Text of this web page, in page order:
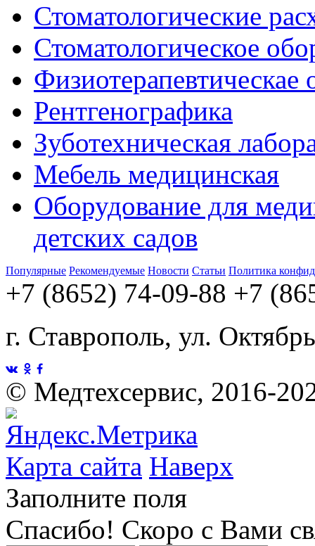
Стоматологические
Стоматологическое
Физиотерапевтическае
Рентгенографика
Зуботехническая
Мебель медицинская
Оборудование для
детских садов
Популярные Рекомендуемые Новости Статьи Политика
+7 (8652) 74-09-88 +7
г. Ставрополь, ул.
© Медтехсервис, 2016-
Карта сайта Наверх
Заполните поля
Спасибо! Скоро с Вами